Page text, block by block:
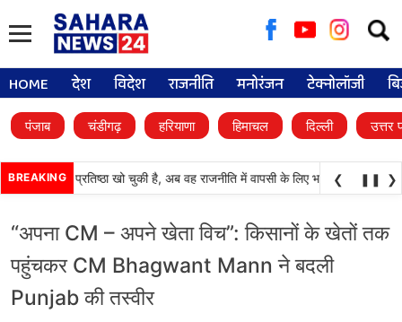
for:
HOME देश विदेश राजनीति मनोरंजन टेक्नोलॉजी
पंजाब चंडीगढ़ हरियाणा हिमाचल दिल्ली उत्तर
BREAKING
दल) अपनी प्रतिष्ठा खो चुकी है, अब वह राजनीति में वापसी के लिए भाजपा से समझौता
❮ ❚❚ ❯
“अपना CM – अपने खेता विच”: किसानों के खेतों तक
पहुंचकर CM Bhagwant Mann ने बदली
Punjab की तस्वीर